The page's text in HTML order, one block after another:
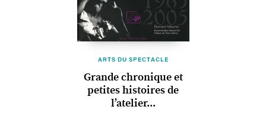
ARTS DU SPECTACLE
Grande chronique et
petites histoires de
l’atelier...